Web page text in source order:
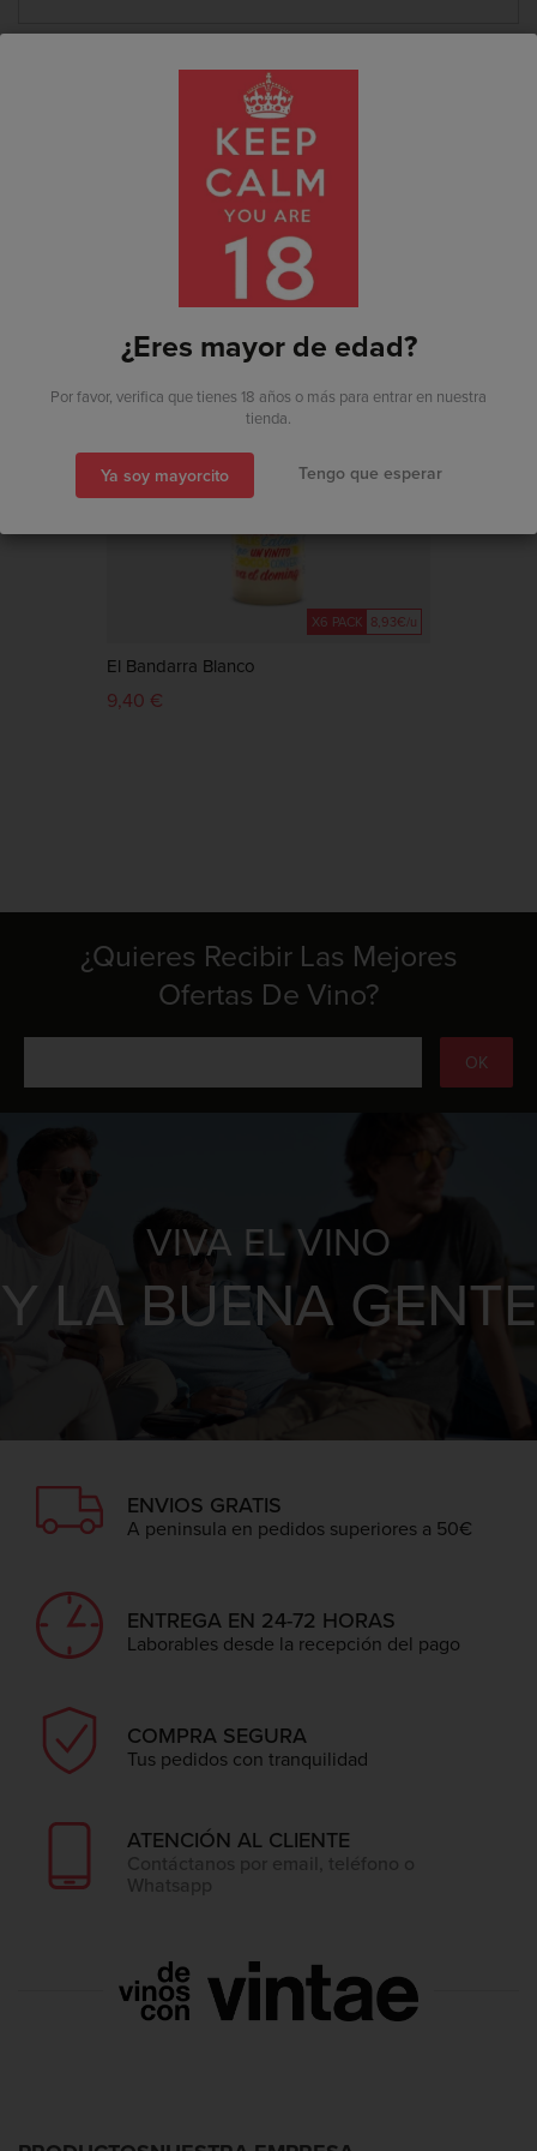
Ya estoy registrado
Soy nuevo por aquí
También puedes acceder
con...
TAMBIÉN PUEDE
INTERESARTE
X6 PACK 8,93€/u
El Bandarra Blanco
9,40 €
¿Quieres Recibir Las Mejores
Ofertas De Vino?
VIVA EL VINO
Y LA BUENA GENTE
ENVIOS GRATIS
A peninsula en pedidos superiores a 50€
ENTREGA EN 24-72 HORAS
Laborables desde la recepción del pago
COMPRA SEGURA
Tus pedidos con tranquilidad
ATENCIÓN AL CLIENTE
Contáctanos por email, teléfono o
Whatsapp
¿Eres mayor de edad?
Por favor, verifica que tienes 18 años o más para entrar en nuestra
tienda.
Ya soy mayorcito Tengo que esperar